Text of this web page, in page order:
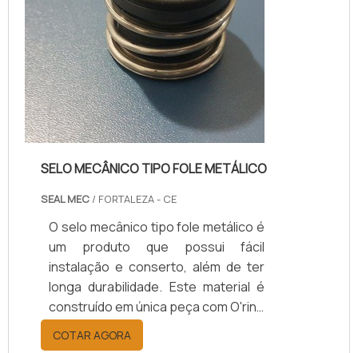
SELO MECÂNICO TIPO FOLE METÁLICO
SEAL MEC / FORTALEZA - CE
O selo mecânico tipo fole metálico é
um produto que possui fácil
instalação e conserto, além de ter
longa durabilidade. Este material é
construído em única peça com O'ring
afastado das faces de contato.
Esse tipo de selo pode ser instalado
COTAR AGORA